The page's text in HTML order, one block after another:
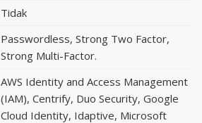
Tidak
Passwordless, Strong Two Factor,
Strong Multi-Factor.
AWS Identity and Access Management
(IAM), Centrify, Duo Security, Google
Cloud Identity, Idaptive, Microsoft